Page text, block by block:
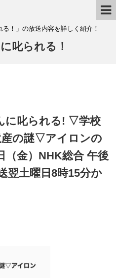
！」の放送内容を詳しく紹介！
叱られる！
に叱られる! ▽学校
の謎▽アイロンの
（金）NHK総合 午後
翌土曜日8時15分か